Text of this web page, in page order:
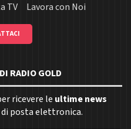
TV Lavora con Noi
RADIO GOLD
ricevere le ultime news
posta elettronica.